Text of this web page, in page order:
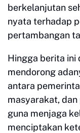
berkelanjutan
nyata terhadap
pertambangan
Hingga berita ini
mendorong
antara
masyarakat,
guna menjaga
menciptakan